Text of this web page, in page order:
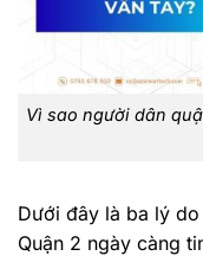
Vì sao người dân
Dưới đây là ba lý
Quận 2 ngày càng